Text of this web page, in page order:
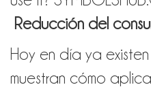
Reducción del
Hoy en día ya
muestran cómo